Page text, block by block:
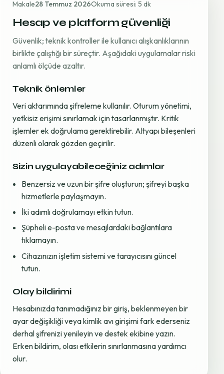
Makale28 Temmuz 2026Okuma süresi: 5 dk
Hesap ve platform güvenliği
Güvenlik; teknik kontroller ile kullanıcı alışkanlıklarının
birlikte çalıştığı bir süreçtir. Aşağıdaki uygulamalar riski
anlamlı ölçüde azaltır.
Teknik önlemler
Veri aktarımında şifreleme kullanılır. Oturum yönetimi,
yetkisiz erişimi sınırlamak için tasarlanmıştır. Kritik
işlemler ek doğrulama gerektirebilir. Altyapı bileşenleri
düzenli olarak gözden geçirilir.
Sizin uygulayabileceğiniz adımlar
Benzersiz ve uzun bir şifre oluşturun; şifreyi başka
hizmetlerle paylaşmayın.
İki adımlı doğrulamayı etkin tutun.
Şüpheli e-posta ve mesajlardaki bağlantılara
tıklamayın.
Cihazınızın işletim sistemi ve tarayıcısını güncel
tutun.
Olay bildirimi
Hesabınızda tanımadığınız bir giriş, beklenmeyen bir
ayar değişikliği veya kimlik avı girişimi fark ederseniz
derhal şifrenizi yenileyin ve destek ekibine yazın.
Erken bildirim, olası etkilerin sınırlanmasına yardımcı
olur.